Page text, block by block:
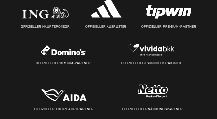
OFFIZIELLER HAUPTSPONSOR OFFIZIELLER AUSRÜSTER OFFIZIELLER PREMIUM-PARTNER
OFFIZIELLER PREMIUM-PARTNER OFFIZIELLER GESUNDHEITSPARTNER
OFFIZIELLER KREUZFAHRTPARTNER OFFIZIELLER ERNÄHRUNGSPARTNER